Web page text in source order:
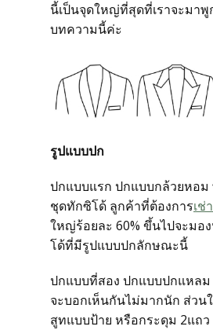
โปรโมชั่น
วิธีการสั่งซื้อสินค้า
สั่งซื้อชุดสูทสำเร็จรูป
สั่งตัดชุดสูทออนไลน์
บริการให้เช่าชุดสูท
บริการแก้ไขชุดสูท
บริการซักแห้งและดูแล
นี้เป็นจุดใหญ่ที่สุดที่เราจะมา
บทความนี้ค่ะ
รูปแบบปก
ปกแบบแรก ปกแบบกล้วยหอม
ชุดทักซิโด้ ลูกค้าที่ต้องการเช่
ใหญ่ร้อยละ 60% ขึ้นไปจะมอ
โด้ที่มีรูปแบบปกลักษณะนี้
ปกแบบที่สอง ปกแบบปกแหลม
จะบอกเห็นกันไม่มากนัก ส่วน
สูทแบบป้าย หรือกระดุม 2แถ